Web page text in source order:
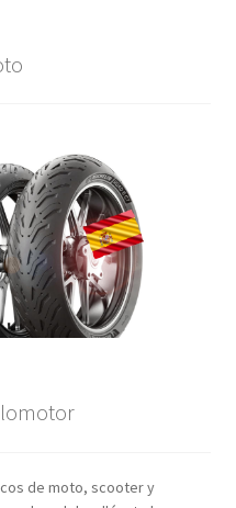
de moto, scooter y